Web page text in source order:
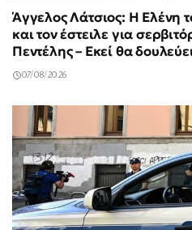
Άγγελος Λάτσιος: Η Ελένη
και τον έστειλε για
Πεντέλης – Εκεί θα
07/08/2026